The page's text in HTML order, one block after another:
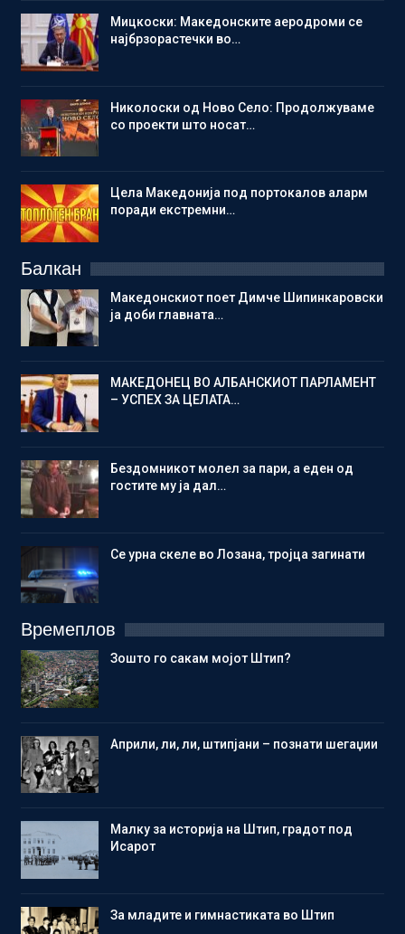
Мицкоски: Македонските аеродроми се
најбрзорастечки во…
Николоски од Ново Село: Продолжуваме
со проекти што носат…
Цела Македонија под портокалов аларм
поради екстремни…
Балкан
Македонскиот поет Димче Шипинкаровски
ја доби главната…
МАКЕДОНЕЦ ВО АЛБАНСКИОТ ПАРЛАМЕНТ
– УСПЕХ ЗА ЦЕЛАТА…
Бездомникот молел за пари, а еден од
гостите му ја дал…
Се урна скеле во Лозана, тројца загинати
Времеплов
Зошто го сакам мојот Штип?
Aприли, ли, ли, штипјани – познати шегаџии
Малку за историја на Штип, градот под
Исарот
Зa младите и гимнастиката во Штип